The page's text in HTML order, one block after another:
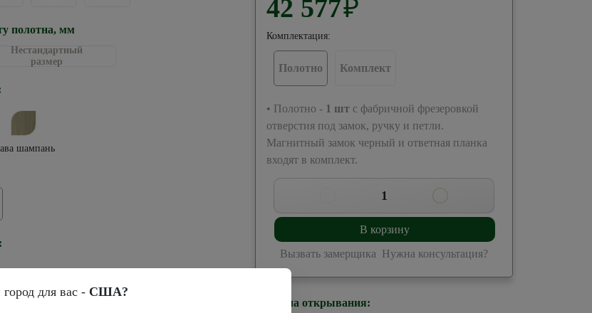
полотна, мм
Нестандартный
размер
шампань
42 577₽
Комплектация:
Полотно Комплект
• Полотно - 1 шт с фабричной фрезеровкой
отверстия под замок, ручку и петли.
Магнитный замок черный и ответная планка
входят в комплект.
1
В корзину
Вызвать замерщика Нужна консультация?
Система открывания:
для вас - США?